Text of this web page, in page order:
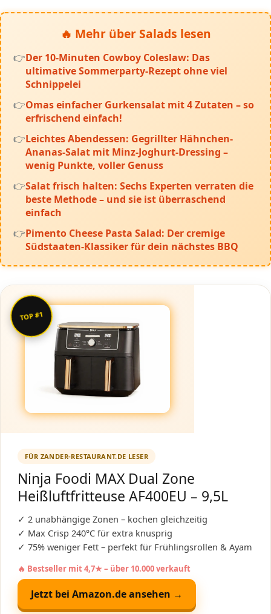
🔥 Mehr über Salads lesen
Der 10-Minuten Cowboy Coleslaw: Das
ultimative Sommerparty-Rezept ohne viel
Schnippelei
Omas einfacher Gurkensalat mit 4 Zutaten – so
erfrischend einfach!
Leichtes Abendessen: Gegrillter Hähnchen-
Ananas-Salat mit Minz-Joghurt-Dressing –
wenig Punkte, voller Genuss
Salat frisch halten: Sechs Experten verraten die
beste Methode – und sie ist überraschend
einfach
Pimento Cheese Pasta Salad: Der cremige
Südstaaten-Klassiker für dein nächstes BBQ
TOP #1
FÜR ZANDER-RESTAURANT.DE LESER
Ninja Foodi MAX Dual Zone
Heißluftfritteuse AF400EU – 9,5L
✓ 2 unabhängige Zonen – kochen gleichzeitig
✓ Max Crisp 240°C für extra knusprig
✓ 75% weniger Fett – perfekt für Frühlingsrollen & Ayam
🔥 Bestseller mit 4,7★ – über 10.000 verkauft
Jetzt bei Amazon.de ansehen →